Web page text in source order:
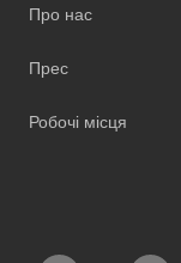
Про нас
Прес
Робочі місця